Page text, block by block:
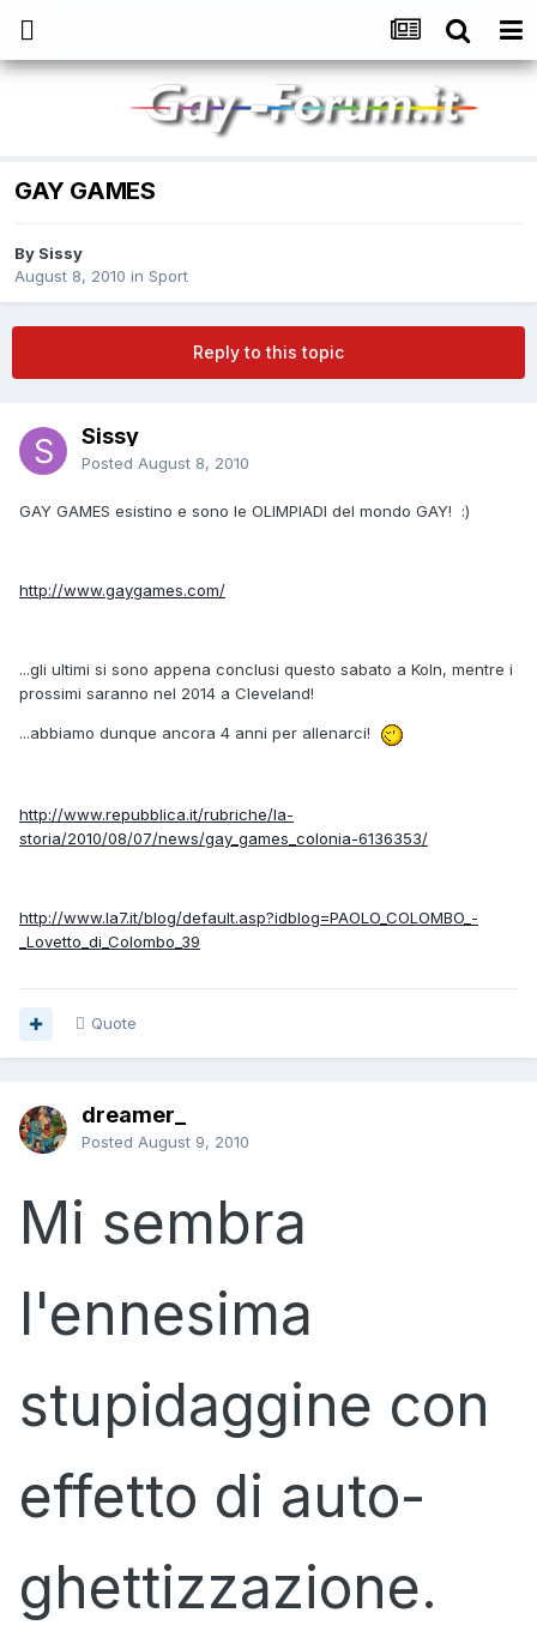
GAY GAMES
By Sissy
August 8, 2010 in Sport
Reply to this topic
Sissy
Posted August 8, 2010
GAY GAMES esistino e sono le OLIMPIADI del mondo GAY! :)
http://www.gaygames.com/
...gli ultimi si sono appena conclusi questo sabato a Koln, mentre i
prossimi saranno nel 2014 a Cleveland!
...abbiamo dunque ancora 4 anni per allenarci!
http://www.repubblica.it/rubriche/la-
storia/2010/08/07/news/gay_games_colonia-6136353/
http://www.la7.it/blog/default.asp?idblog=PAOLO_COLOMBO_-
_Lovetto_di_Colombo_39
Quote
dreamer_
Posted August 9, 2010
Mi sembra
l'ennesima
stupidaggine con
effetto di auto-
ghettizzazione.